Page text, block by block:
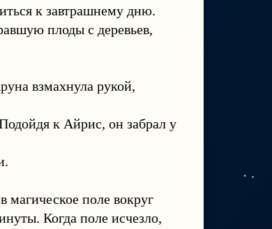
к завтрашнему дню.
плоды с деревьев,
взмахнула рукой,
к Айрис, он забрал у
магическое поле вокруг
Когда поле исчезло,